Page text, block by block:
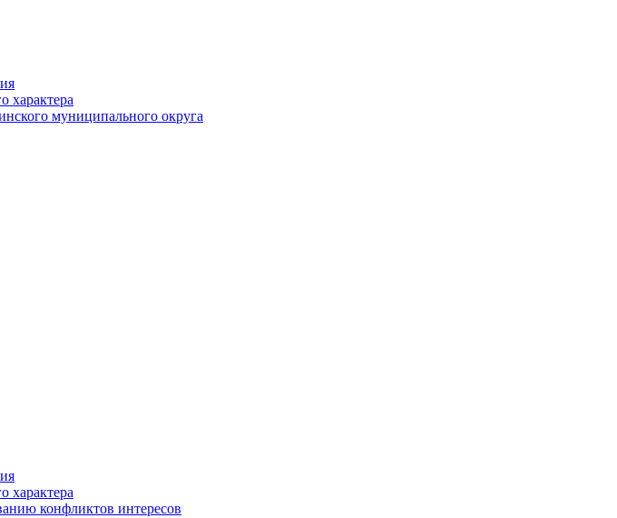
характера
муниципального округа
характера
конфликтов интересов